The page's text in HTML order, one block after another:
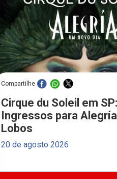
Compartilhe
Cirque du Soleil em SP:
Ingressos para
Lobos
20 de agosto 2026